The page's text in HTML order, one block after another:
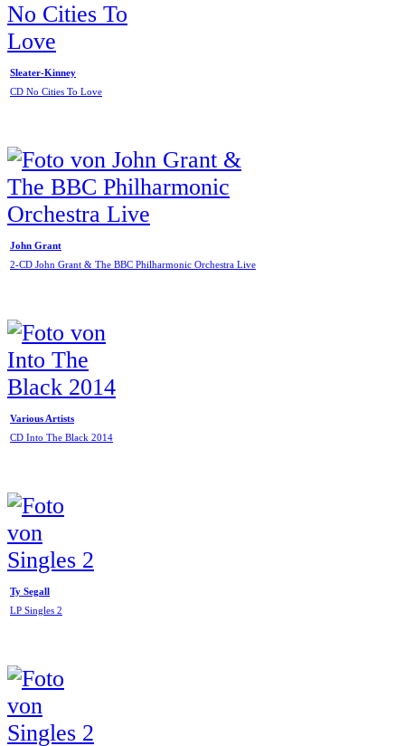
Sleater-Kinney
CD No Cities To Love
John Grant
2-CD John Grant & The BBC Philharmonic Orchestra Live
Various Artists
CD Into The Black 2014
Ty Segall
LP Singles 2